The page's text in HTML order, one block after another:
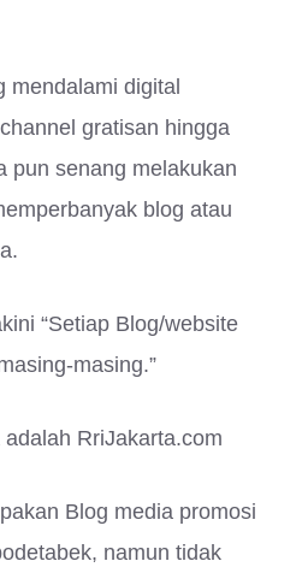
mendalami digital
gratisan hingga
pun senang melakukan
blog atau
“Setiap Blog/website
masing.”
RriJakarta.com
Blog media promosi
namun tidak